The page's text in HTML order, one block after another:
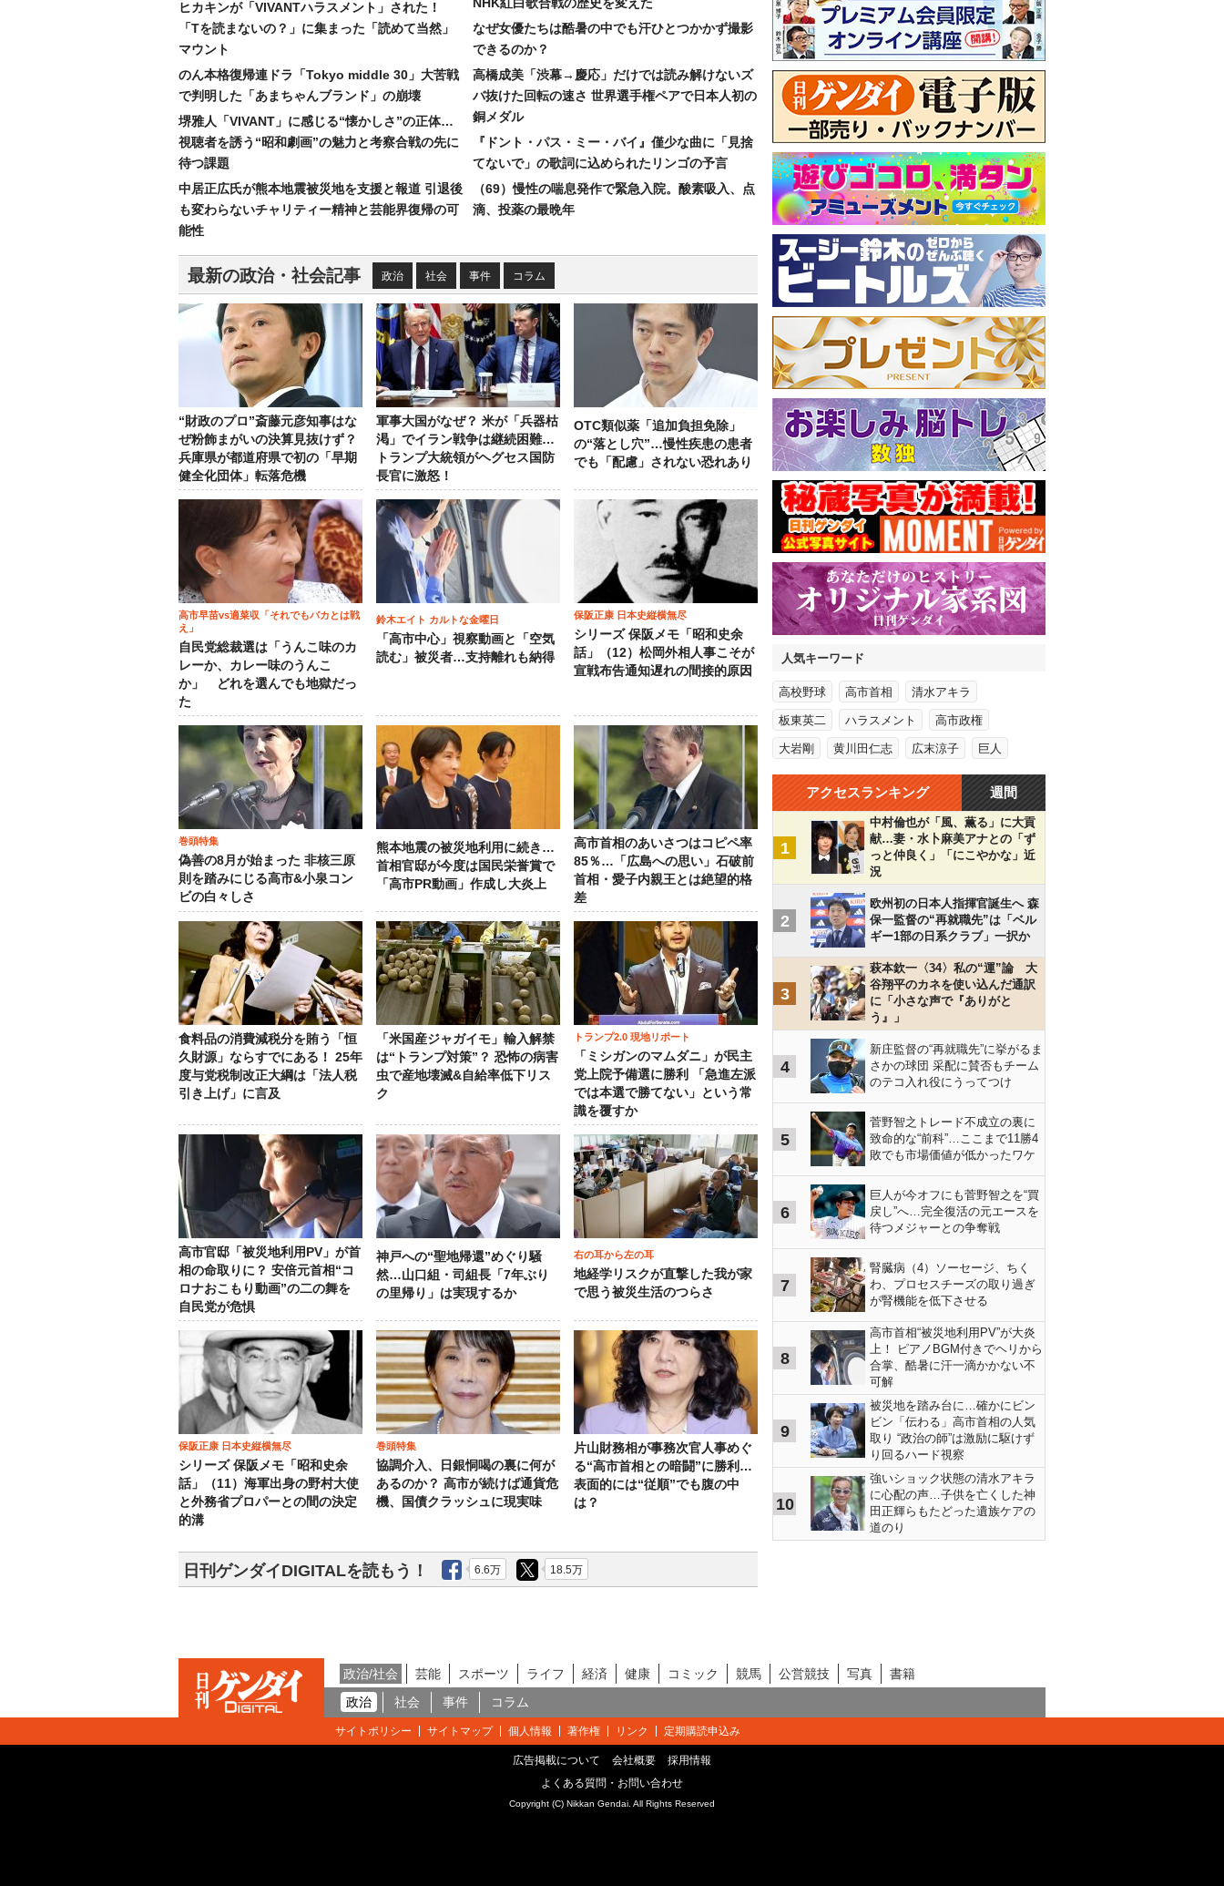
ヒカキンが「VIVANTハラスメント」された！
「Tを読まないの？」に集まった「読めて当然」
マウント
のん本格復帰連ドラ「Tokyo middle 30」大苦戦
で判明した「あまちゃんブランド」の崩壊
堺雅人「VIVANT」に感じる“懐かしさ”の正体…
視聴者を誘う“昭和劇画”の魅力と考察合戦の先に
待つ課題
中居正広氏が熊本地震被災地を支援と報道 引退後
も変わらないチャリティー精神と芸能界復帰の可
能性
なぜ女優たちは酷暑の中でも汗ひとつかかず撮影
できるのか？
高橋成美「渋幕→慶応」だけでは読み解けないズ
バ抜けた回転の速さ 世界選手権ペアで日本人初の
銅メダル
『ドント・パス・ミー・バイ』僅少な曲に「見捨
てないで」の歌詞に込められたリンゴの予言
（69）慢性の喘息発作で緊急入院。酸素吸入、点
滴、投薬の最晩年
最新の政治・社会記事 政治 社会 事件 コラム
“財政のプロ”斎藤元彦知事はな
ぜ粉飾まがいの決算見抜けず？
兵庫県が都道府県で初の「早期
健全化団体」転落危機
軍事大国がなぜ？ 米が「兵器枯
渇」でイラン戦争は継続困難…
トランプ大統領がヘグセス国防
長官に激怒！
OTC類似薬「追加負担免除」
の“落とし穴”…慢性疾患の患者
でも「配慮」されない恐れあり
高市早苗vs適菜収「それでもバカとは戦
え」
自民党総裁選は「うんこ味のカ
レーか、カレー味のうんこ
か」 どれを選んでも地獄だっ
た
鈴木エイト カルトな金曜日
「高市中心」視察動画と「空気
読む」被災者…支持離れも納得
保阪正康 日本史縦横無尽
シリーズ 保阪メモ「昭和史余
話」（12）松岡外相人事こそが
宣戦布告通知遅れの間接的原因
巻頭特集
偽善の8月が始まった 非核三原
則を踏みにじる高市&小泉コン
ビの白々しさ
熊本地震の被災地利用に続き…
首相官邸が今度は国民栄誉賞で
「高市PR動画」作成し大炎上
高市首相のあいさつはコピペ率
85％…「広島への思い」石破前
首相・愛子内親王とは絶望的格
差
食料品の消費減税分を賄う「恒
久財源」ならすでにある！ 25年
度与党税制改正大綱は「法人税
引き上げ」に言及
「米国産ジャガイモ」輸入解禁
は“トランプ対策”？ 恐怖の病害
虫で産地壊滅&自給率低下リス
ク
トランプ2.0 現地リポート
「ミシガンのマムダニ」が民主
党上院予備選に勝利 「急進左派
では本選で勝てない」という常
識を覆すか
高市官邸「被災地利用PV」が首
相の命取りに？ 安倍元首相“コ
ロナおこもり動画”の二の舞を
自民党が危惧
神戸への“聖地帰還”めぐり騒
然…山口組・司組長「7年ぶり
の里帰り」は実現するか
右の耳から左の耳
地経学リスクが直撃した我が家
で思う被災生活のつらさ
保阪正康 日本史縦横無尽
シリーズ 保阪メモ「昭和史余
話」（11）海軍出身の野村大使
と外務省プロパーとの間の決定
的溝
巻頭特集
協調介入、日銀恫喝の裏に何が
あるのか？ 高市が続けば通貨危
機、国債クラッシュに現実味
片山財務相が事務次官人事めぐ
る“高市首相との暗闘”に勝利…
表面的には“従順”でも腹の中
は？
日刊ゲンダイDIGITALを読もう！ 6.6万 18.5万
人気キーワード
高校野球 高市首相 清水アキラ
板東英二 ハラスメント 高市政権
大岩剛 黄川田仁志 広末涼子 巨人
アクセスランキング 週間
1
中村倫也が「風、薫る」に大貢
献…妻・水卜麻美アナとの「ず
っと仲良く」「にこやかな」近
況
2
欧州初の日本人指揮官誕生へ 森
保一監督の“再就職先”は「ベル
ギー1部の日系クラブ」一択か
3
萩本欽一〈34〉私の“運”論 大
谷翔平のカネを使い込んだ通訳
に「小さな声で『ありがと
う』」
4
新庄監督の“再就職先”に挙がるま
さかの球団 采配に賛否もチーム
のテコ入れ役にうってつけ
5
菅野智之トレード不成立の裏に
致命的な“前科”…ここまで11勝4
敗でも市場価値が低かったワケ
6
巨人が今オフにも菅野智之を“買
戻し”へ…完全復活の元エースを
待つメジャーとの争奪戦
7
腎臓病（4）ソーセージ、ちく
わ、プロセスチーズの取り過ぎ
が腎機能を低下させる
8
高市首相“被災地利用PV”が大炎
上！ ピアノBGM付きでヘリから
合掌、酷暑に汗一滴かかない不
可解
9
被災地を踏み台に…確かにビン
ビン「伝わる」高市首相の人気
取り “政治の師”は激励に駆けず
り回るハード視察
10
強いショック状態の清水アキラ
に心配の声…子供を亡くした神
田正輝らもたどった遺族ケアの
道のり
政治/社会 芸能 スポーツ ライフ 経済 健康 コミック 競馬 公営競技 写真
書籍
政治
社会 事件 コラム
サイトポリシー サイトマップ 個人情報 著作権 リンク 定期購読申込み
広告掲載について 会社概要
採用情報
よくある質問・お問い合わせ
Copyright (C) Nikkan Gendai. All Rights Reserved